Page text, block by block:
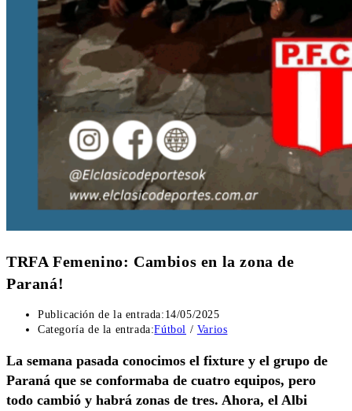
TRFA Femenino: Cambios en la zona de
Paraná!
Publicación de la entrada: 14/05/2025
Categoría de la entrada:Fútbol / Varios
La semana pasada conocimos el fixture y el grupo de
Paraná que se conformaba de cuatro equipos, pero
todo cambió y habrá zonas de tres. Ahora, el Albi